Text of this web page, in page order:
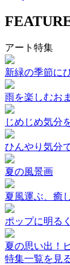
アート特集
新緑の季節に
雨を楽しむお
じめじめ気分
ひんやり気分
夏の風景画
夏風運ぶ、癒
ポップに明る
夏の思い出！
特集一覧を見